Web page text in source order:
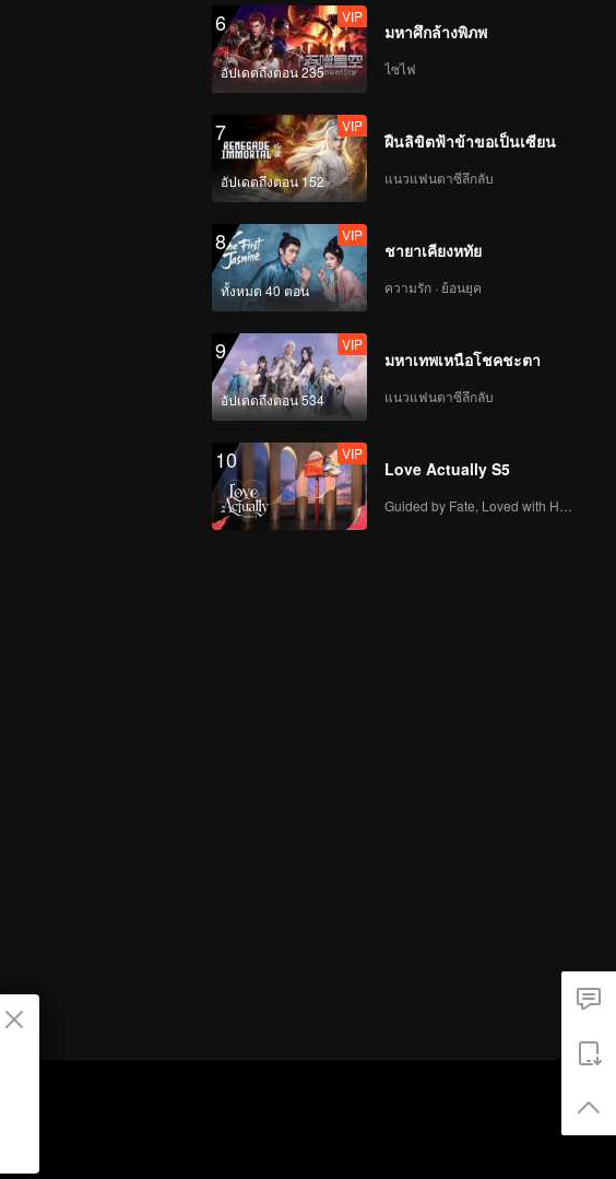
6
อัปเดตถึงตอน 235
VIP
มหาศึกล้างพิภพ
ไซไฟ
7
อัปเดตถึงตอน 152
VIP
ฝืนลิขิตฟ้าข้าขอเป็นเซียน
แนวแฟนตาซีลึกลับ
8
ทั้งหมด 40 ตอน
VIP
ชายาเคียงหทัย
ความรัก · ย้อนยุค
9
อัปเดตถึงตอน 534
VIP
มหาเทพเหนือโชคชะตา
แนวแฟนตาซีลึกลับ
10 VIP
Love Actually S5